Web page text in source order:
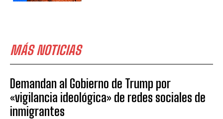
MÁS NOTICIAS
Demandan al Gobierno de Trump por
«vigilancia ideológica» de redes sociales de
inmigrantes